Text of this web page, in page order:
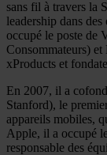
sans fil à travers la
leadership dans
occupé le poste de
Consommateurs)
xProducts et
En 2007, il a
Stanford), le
appareils mobiles,
Apple, il a occupé
responsable des